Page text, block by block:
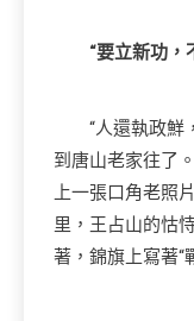
“要立新功，
“人還執政鮮，
到唐山老家往了
上一張口角老照
里，王占山的怙
著，錦旗上寫著“